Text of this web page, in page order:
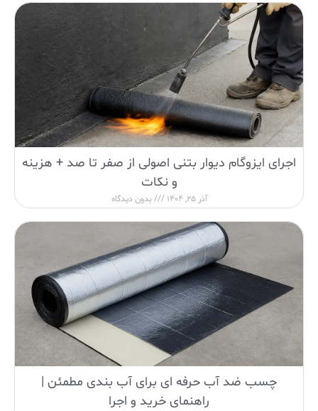
اجرای ایزوگام دیوار بتنی اصولی از صفر تا صد + هزینه
و نکات
آذر 25, 1404 بدون دیدگاه
چسب ضد آب حرفه ای برای آب بندی مطمئن |
راهنمای خرید و اجرا